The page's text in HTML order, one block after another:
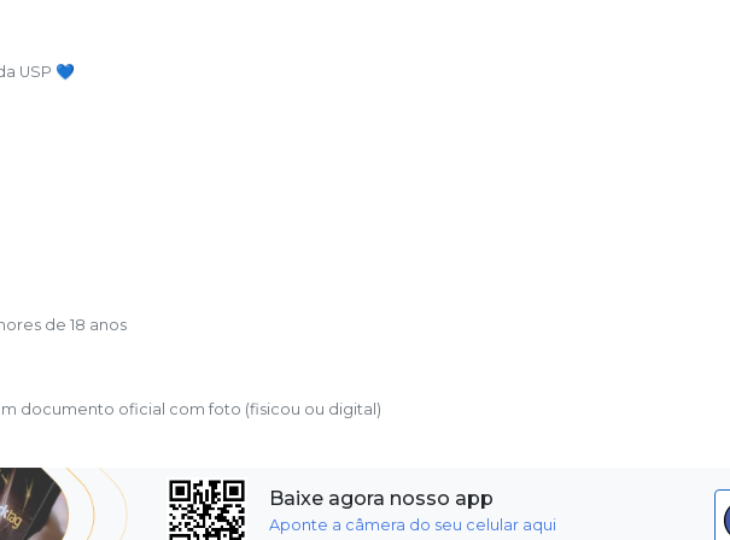
USP 💙
de 18 anos
documento oficial com foto (fisicou ou digital)
Baixe agora nosso app
Aponte a câmera do seu celular aqui